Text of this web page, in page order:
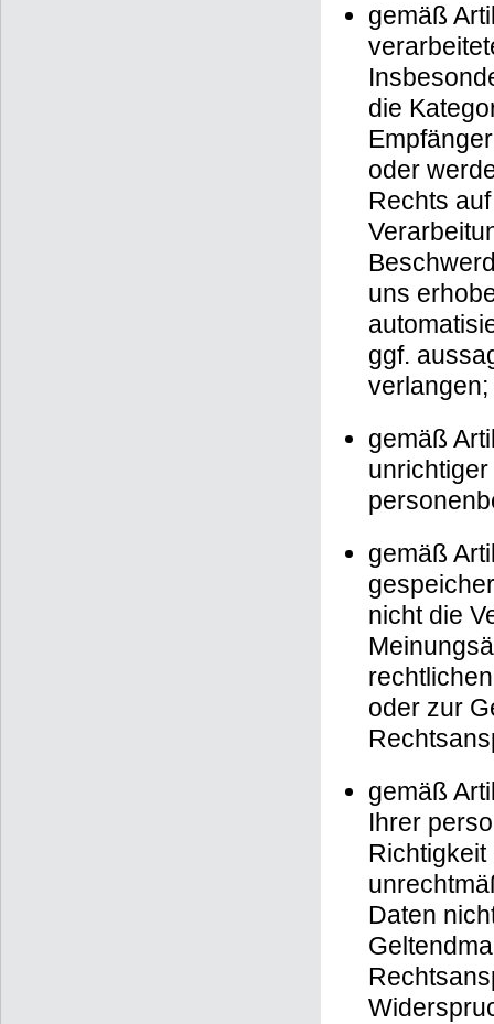
gemäß
die
oder
Rechts
uns
ggf.
verlangen;
gemäß
gemäß
nicht die
oder zur
gemäß
Ihrer
Daten